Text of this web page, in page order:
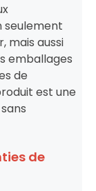
seulement
mais aussi
emballages
de
est une
de